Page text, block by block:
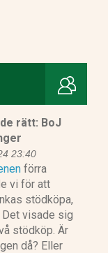
rätt: BoJ
23:40
förra
vi för att
stödköpa,
Det visade sig
stödköp. Är
då? Eller